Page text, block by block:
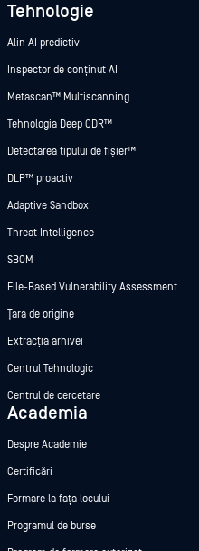
Tehnologie
Alin AI predictiv
Inspector de conținut AI
Metascan™ Multiscanning
Tehnologia Deep CDR™
Detectarea tipului de fișier™
DLP™ proactiv
Adaptive Sandbox
Threat Intelligence
SBOM
File-Based Vulnerability Assessment
Țara de origine
Extracția arhivei
Centrul Tehnologic
Centrul de cercetare
Academia
Despre Academie
Certificări
Formare la fața locului
Programul de burse